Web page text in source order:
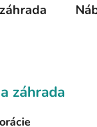
záhrada